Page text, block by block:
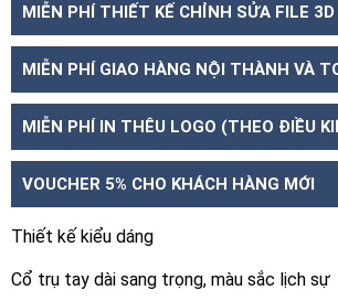
MIỄN PHÍ THIẾT KẾ CHỈNH SỬA FILE 3D
MIỄN PHÍ GIAO HÀNG NỘI THÀNH VÀ
MIỄN PHÍ IN THÊU LOGO (THEO ĐIỀU
VOUCHER 5% CHO KHÁCH HÀNG MỚI
Thiết kế kiểu dáng
Cổ trụ tay dài sang trọng, màu sắc lịch sự